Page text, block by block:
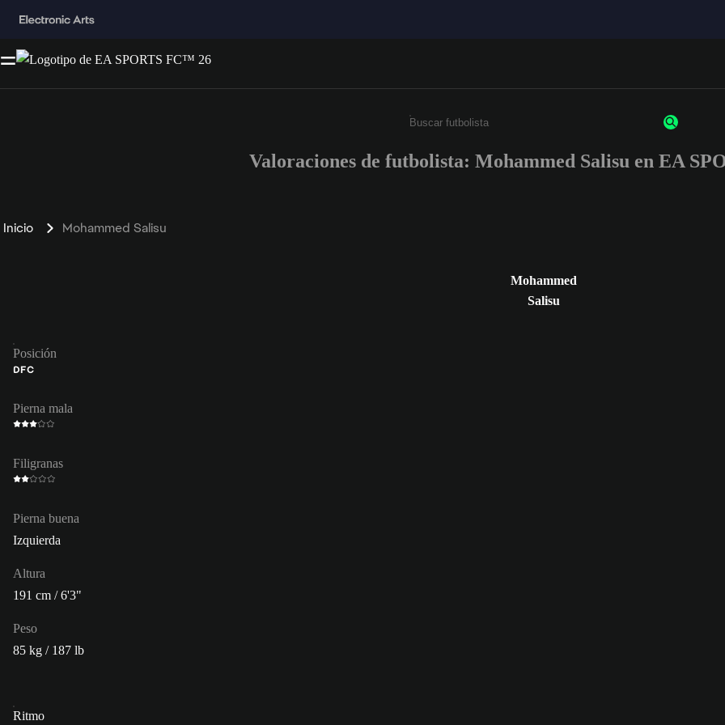
Escribe un mínimo de 3 caracteres o números.
Valoraciones de futbolista: Mohammed Salisu en EA
Inicio Mohammed Salisu
Mohammed
Salisu
Posición
DFC
Pierna mala
Filigranas
Pierna buena
Izquierda
Altura
191 cm / 6'3"
Peso
85 kg / 187 lb
Ritmo